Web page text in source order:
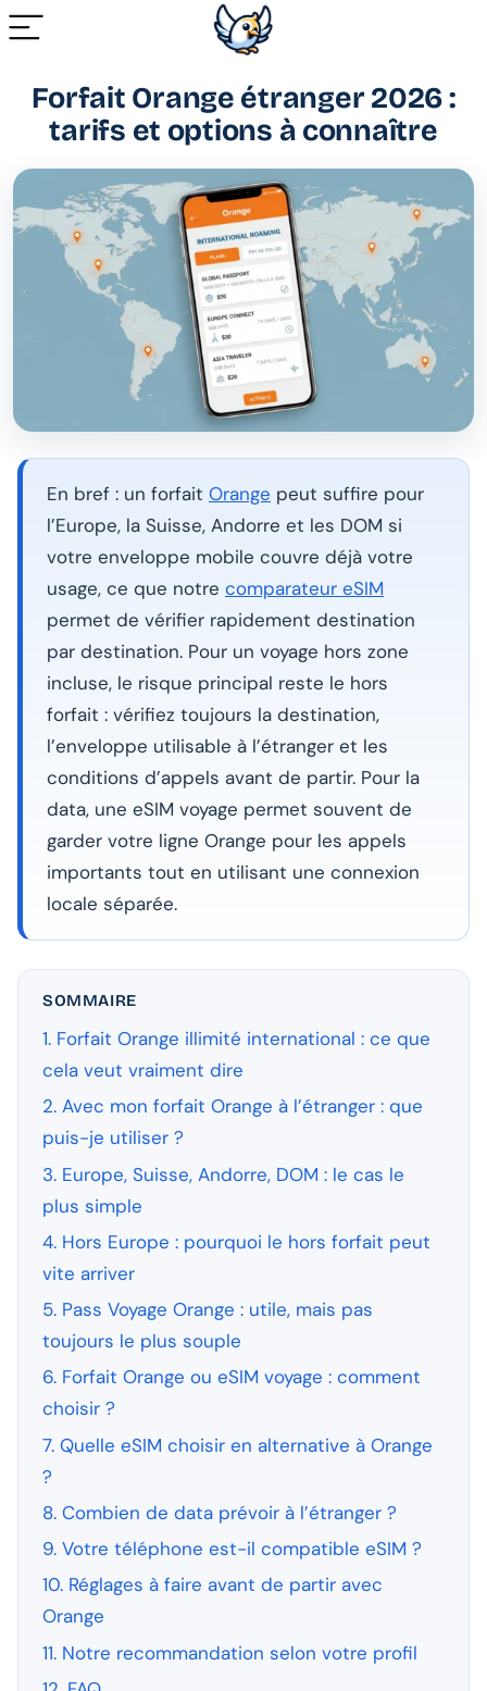
Forfait Orange étranger 2026 :
tarifs et options à connaître
En bref : un forfait Orange peut suffire pour
l’Europe, la Suisse, Andorre et les DOM si
votre enveloppe mobile couvre déjà votre
usage, ce que notre comparateur eSIM
permet de vérifier rapidement destination
par destination. Pour un voyage hors zone
incluse, le risque principal reste le hors
forfait : vérifiez toujours la destination,
l’enveloppe utilisable à l’étranger et les
conditions d’appels avant de partir. Pour la
data, une eSIM voyage permet souvent de
garder votre ligne Orange pour les appels
importants tout en utilisant une connexion
locale séparée.
SOMMAIRE
1. Forfait Orange illimité international : ce que
cela veut vraiment dire
2. Avec mon forfait Orange à l’étranger : que
puis-je utiliser ?
3. Europe, Suisse, Andorre, DOM : le cas le
plus simple
4. Hors Europe : pourquoi le hors forfait peut
vite arriver
5. Pass Voyage Orange : utile, mais pas
toujours le plus souple
6. Forfait Orange ou eSIM voyage : comment
choisir ?
7. Quelle eSIM choisir en alternative à Orange
?
8. Combien de data prévoir à l’étranger ?
9. Votre téléphone est-il compatible eSIM ?
10. Réglages à faire avant de partir avec
Orange
11. Notre recommandation selon votre profil